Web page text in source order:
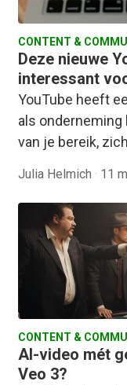
CONTENT &
Deze nieuwe
interessant
YouTube heeft
als
van je bereik,
Julia Helmich · 11
CONTENT &
AI-video mét
Veo 3?